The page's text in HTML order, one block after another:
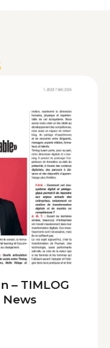
– TIMLOG
News